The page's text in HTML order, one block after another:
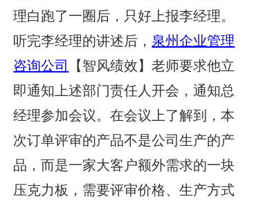
理白跑了一圈后，只好上报李经理。
听完李经理的讲述后， 泉州企业管理
咨询公司
【智风绩效】老师要求他立
即通知上述部门责任人开会，通知总
经理参加会议。在会议上了解到，本
次订单评审的产品不是公司生产的产
品，而是一家大客户额外需求的一块
压克力板，需要评审价格、生产方式